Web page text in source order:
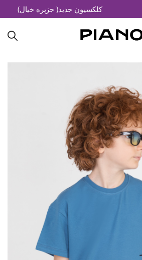
کلکسیون جدید( جزیره خیال)